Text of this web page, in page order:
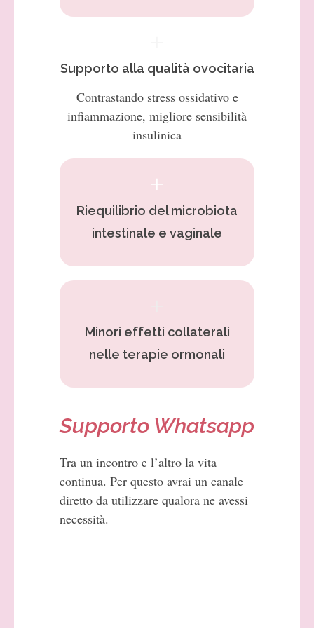
Supporto alla qualità ovocitaria
Contrastando stress ossidativo e
infiammazione, migliore sensibilità
insulinica
Riequilibrio del microbiota
intestinale e vaginale
Minori effetti collaterali
nelle terapie ormonali
Supporto Whatsapp
Tra un incontro e l’altro la vita
continua. Per questo avrai un canale
diretto da utilizzare qualora ne avessi
necessità.